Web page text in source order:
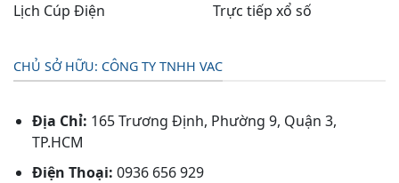
Lịch Cúp Điện
Trực tiếp xổ số
CHỦ SỞ HỮU: CÔNG TY TNHH VAC
Địa Chỉ: 165 Trương Định, Phường 9, Quận 3,
TP.HCM
Điện Thoại: 0936 656 929